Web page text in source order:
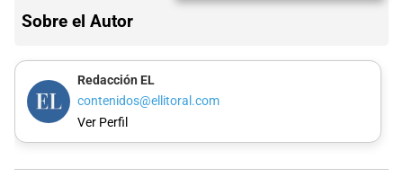
Sobre el Autor
Redacción EL
contenidos@ellitoral.com
Ver Perfil